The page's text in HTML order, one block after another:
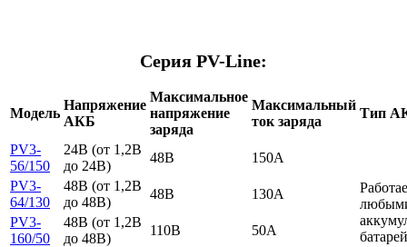
Серия PV-Line:
Модель
Напряжение
АКБ
Максимальное
напряжение
заряда
Максимальный
ток заряда
Тип
PV3-
56/150
24B (от 1,2В
до 24В)
48В
150А
PV3-
64/130
48В (от 1,2В
до 48В)
48В
130А
PV3-
160/50
48B (от 1,2В
до 48В)
110В
50А